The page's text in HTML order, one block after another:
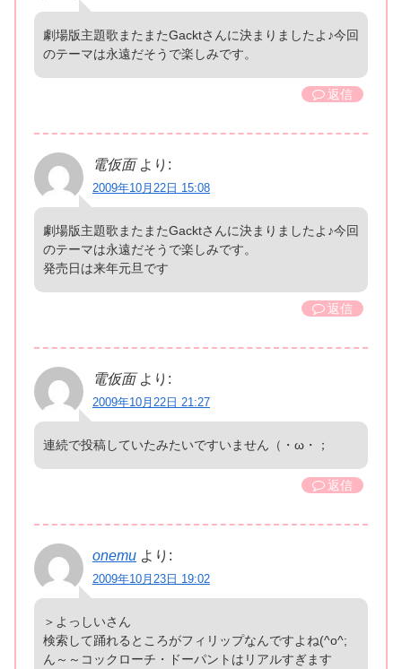
劇場版主題歌またまたGacktさんに決まりましたよ♪今回
のテーマは永遠だそうで楽しみです。
返信
電仮面 より:
2009年10月22日 15:08
劇場版主題歌またまたGacktさんに決まりましたよ♪今回
のテーマは永遠だそうで楽しみです。
発売日は来年元旦です
返信
電仮面 より:
2009年10月22日 21:27
連続で投稿していたみたいですいません（・ω・；
返信
onemu より:
2009年10月23日 19:02
＞よっしいさん
検索して踊れるところがフィリップなんですよね(^o^;
ん～～コックローチ・ドーパントはリアルすぎます